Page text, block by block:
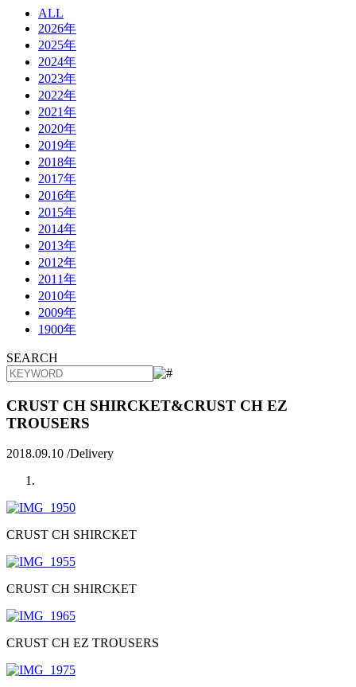
ALL
2026年
2025年
2024年
2023年
2022年
2021年
2020年
2019年
2018年
2017年
2016年
2015年
2014年
2013年
2012年
2011年
2010年
2009年
1900年
SEARCH
CRUST CH SHIRCKET&CRUST CH EZ
TROUSERS
2018.09.10 /Delivery
CRUST CH SHIRCKET
CRUST CH SHIRCKET
CRUST CH EZ TROUSERS